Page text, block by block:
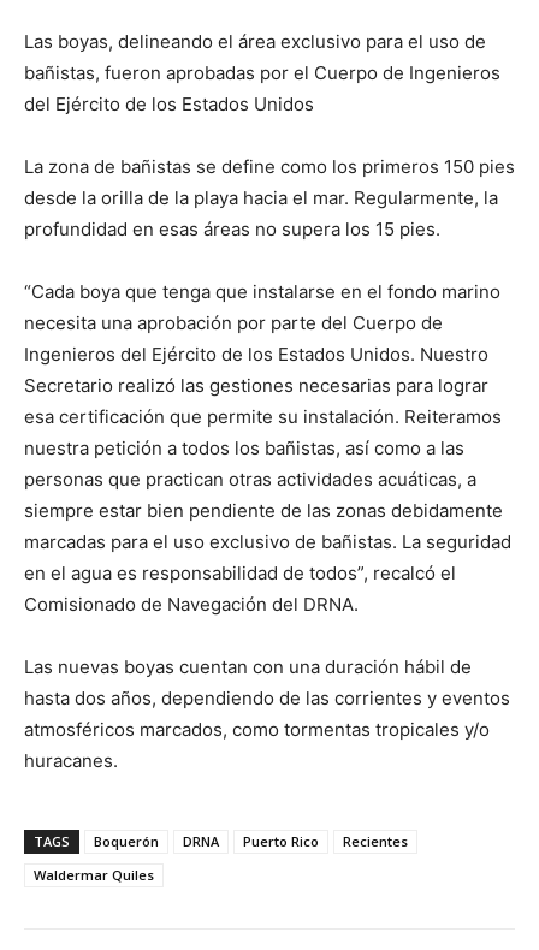
Las boyas, delineando el área exclusivo para el uso de
bañistas, fueron aprobadas por el Cuerpo de Ingenieros
del Ejército de los Estados Unidos
La zona de bañistas se define como los primeros 150 pies
desde la orilla de la playa hacia el mar. Regularmente, la
profundidad en esas áreas no supera los 15 pies.
“Cada boya que tenga que instalarse en el fondo marino
necesita una aprobación por parte del Cuerpo de
Ingenieros del Ejército de los Estados Unidos. Nuestro
Secretario realizó las gestiones necesarias para lograr
esa certificación que permite su instalación. Reiteramos
nuestra petición a todos los bañistas, así como a las
personas que practican otras actividades acuáticas, a
siempre estar bien pendiente de las zonas debidamente
marcadas para el uso exclusivo de bañistas. La seguridad
en el agua es responsabilidad de todos”, recalcó el
Comisionado de Navegación del DRNA.
Las nuevas boyas cuentan con una duración hábil de
hasta dos años, dependiendo de las corrientes y eventos
atmosféricos marcados, como tormentas tropicales y/o
huracanes.
TAGS Boquerón DRNA Puerto Rico
Recientes
Waldermar Quiles